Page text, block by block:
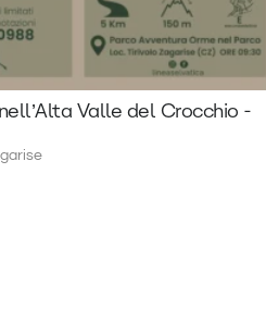
Valle del Crocchio -